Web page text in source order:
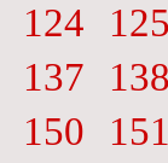
124
137
150